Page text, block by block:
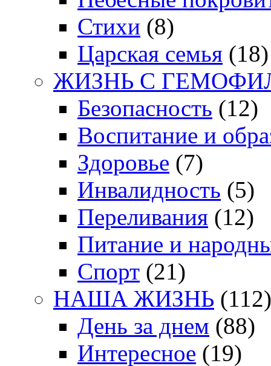
Стихи (8)
Царская семья (18)
ЖИЗНЬ С
Безопасность (12)
Воспитание и
Здоровье (7)
Инвалидность (5)
Переливания (12)
Питание и
Спорт (21)
НАША ЖИЗНЬ (112)
День за днем (88)
Интересное (19)